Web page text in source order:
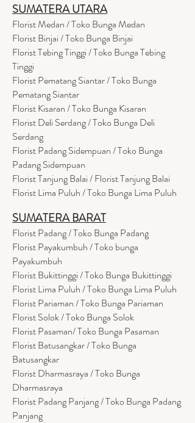
SUMATERA UTARA
Florist Medan / Toko Bunga Medan
Florist Binjai / Toko Bunga Binjai
Florist Tebing Tinggi / Toko Bunga Tebing
Tinggi
Florist Pematang Siantar / Toko Bunga
Pematang Siantar
Florist Kisaran / Toko Bunga Kisaran
Florist Deli Serdang / Toko Bunga Deli
Serdang
Florist Padang Sidempuan / Toko Bunga
Padang Sidempuan
Florist Tanjung Balai / Florist Tanjung Balai
Florist Lima Puluh / Toko Bunga Lima Puluh
SUMATERA BARAT
Florist Padang / Toko Bunga Padang
Florist Payakumbuh / Toko bunga
Payakumbuh
Florist Bukittinggi / Toko Bunga Bukittinggi
Florist Lima Puluh / Toko Bunga Lima Puluh
Florist Pariaman / Toko Bunga Pariaman
Florist Solok / Toko Bunga Solok
Florist Pasaman/ Toko Bunga Pasaman
Florist Batusangkar / Toko Bunga
Batusangkar
Florist Dharmasraya / Toko Bunga
Dharmasraya
Florist Padang Panjang / Toko Bunga Padang
Panjang